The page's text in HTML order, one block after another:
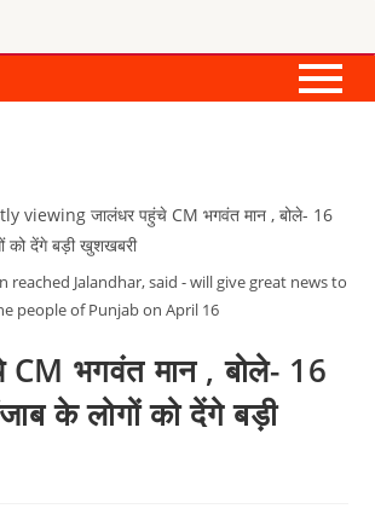
reached Jalandhar, said - will give great news to
people of Punjab on April 16
CM भगवंत मान , बोले- 16
के लोगों को देंगे बड़ी